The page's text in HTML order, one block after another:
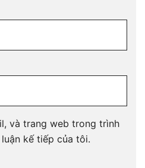
và trang web trong trình
kế tiếp của tôi.